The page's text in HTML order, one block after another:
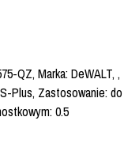
QZ, Marka: DeWALT, ,
Plus, Zastosowanie: do
0.5